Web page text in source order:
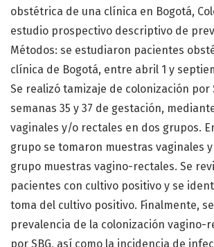
obstétrica de una clínica en Bogotá,
estudio prospectivo descriptivo de
Métodos: se estudiaron pacientes
clínica de Bogotá, entre abril 1 y
Se realizó tamizaje de colonización por
semanas 35 y 37 de gestación,
vaginales y/o rectales en dos grupos.
grupo se tomaron muestras vaginales
grupo muestras vagino-rectales. Se
pacientes con cultivo positivo y se
toma del cultivo positivo. Finalmente,
prevalencia de la colonización vagino-
por SBG, así como la incidencia de